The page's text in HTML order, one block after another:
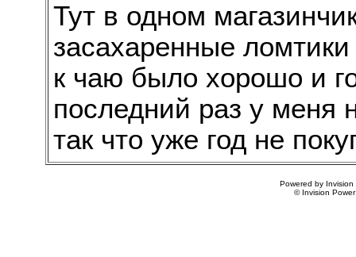
Тут в одном
засахаренные
к чаю было хорошо и
последний раз у меня
так что уже год не
Powered by Invision
© Invision Power